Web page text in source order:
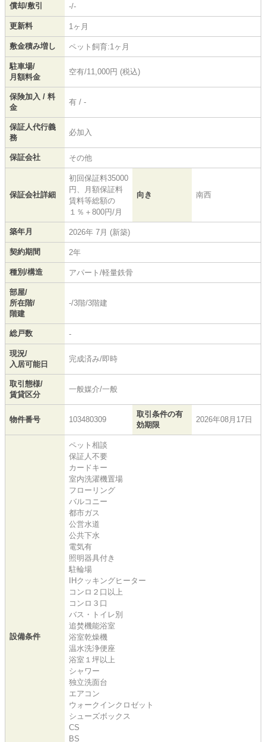
償却/敷引 -/-
更新料 1ヶ月
敷金積み増し ペット飼育:1ヶ月
駐車場/
月額料金
空有/11,000円 (税込)
保険加入 / 料
金
有 / -
保証人代行義
務
必加入
保証会社 その他
保証会社詳細
初回保証料35000
円、月額保証料
賃料等総額の
１％＋800円/月
向き 南西
築年月 2026年 7月 (新築)
契約期間 2年
種別/構造 アパート/軽量鉄骨
部屋/
所在階/
階建
-/3階/3階建
総戸数 -
現況/
入居可能日
完成済み/即時
取引態様/
賃貸区分
一般媒介/一般
物件番号 103480309
取引条件の有
効期限
2026年08月17日
設備条件
ペット相談
保証人不要
カードキー
室内洗濯機置場
フローリング
バルコニー
都市ガス
公営水道
公共下水
電気有
照明器具付き
駐輪場
IHクッキングヒーター
コンロ２口以上
コンロ３口
バス・トイレ別
追焚機能浴室
浴室乾燥機
温水洗浄便座
浴室１坪以上
シャワー
独立洗面台
エアコン
ウォークインクロゼット
シューズボックス
CS
BS